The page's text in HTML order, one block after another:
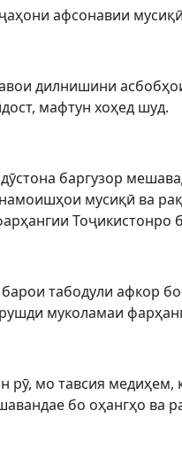
афсонавии
дилнишини
мафтун хоҳед шуд.
баргузор
намоишҳои мусиқӣ ва
табодули афкор
муколамаи
рӯ, мо тавсия
бо оҳангҳо ва